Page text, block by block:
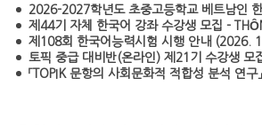
토픽 중급 대비반(온라인) 제21기 수강생 모